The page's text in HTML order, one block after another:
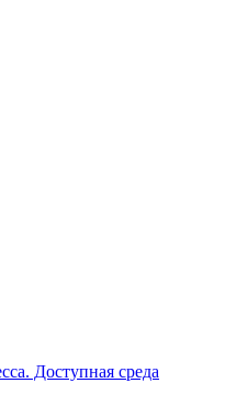
Доступная среда